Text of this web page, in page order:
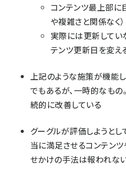
コンテンツ最上部に
や複雑さと関係なく）
実際には更新してい
テンツ更新日を変え
上記のような施策が機能
でもあるが、一時的なもの
続的に改善している
グーグルが評価しようと
当に満足させるコンテンツ
せかけの手法は報われな